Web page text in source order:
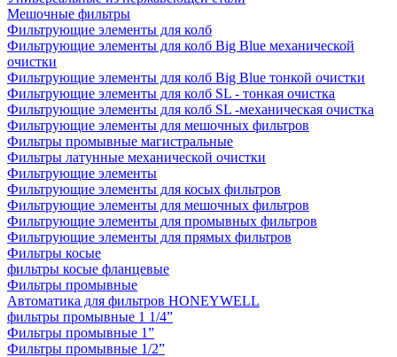
Мешочные фильтры
Фильтрующие элементы для колб
Фильтрующие элементы для колб Big Blue механической
очистки
Фильтрующие элементы для колб Big Blue тонкой очистки
Фильтрующие элементы для колб SL - тонкая очистка
Фильтрующие элементы для колб SL -механическая очистка
Фильтрующие элементы для мешочных фильтров
Фильтры промывные магистральные
Фильтры латунные механической очистки
Фильтрующие элементы
Фильтрующие элементы для косых фильтров
Фильтрующие элементы для мешочных фильтров
Фильтрующие элементы для промывных фильтров
Фильтрующие элементы для прямых фильтров
Фильтры косые
фильтры косые фланцевые
Фильтры промывные
Автоматика для фильтров HONEYWELL
фильтры промывные 1 1/4”
Фильтры промывные 1”
Фильтры промывные 1/2”